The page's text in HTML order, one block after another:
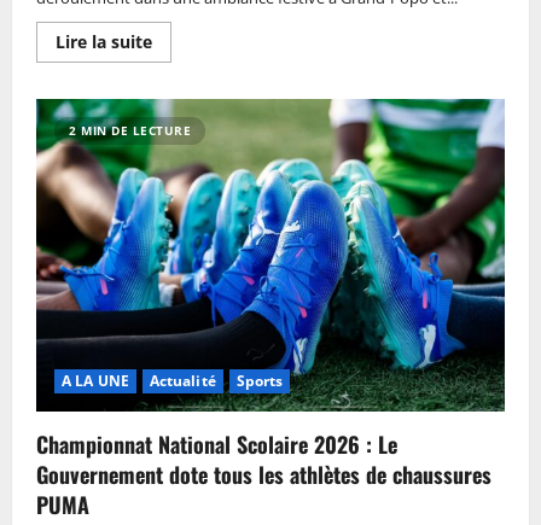
Lire la suite
2 MIN DE LECTURE
A LA UNE Actualité Sports
Championnat National Scolaire 2026 : Le
Gouvernement dote tous les athlètes de chaussures
PUMA